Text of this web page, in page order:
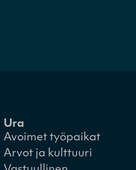
Ura
Avoimet työpaikat
Arvot ja kulttuuri